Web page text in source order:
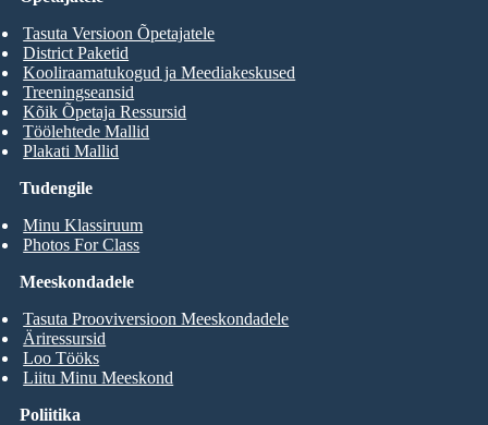
Tudengile
Minu Klassiruum
Photos For Class
Tasuta Versioon Õpetajatele
District Paketid
Kooliraamatukogud ja Meediakeskused
Treeningseansid
Kõik Õpetaja Ressursid
Töölehtede Mallid
Plakati Mallid
Meeskondadele
Tasuta Prooviversioon Meeskondadele
Äriressursid
Loo Tööks
Liitu Minu Meeskond
Poliitika